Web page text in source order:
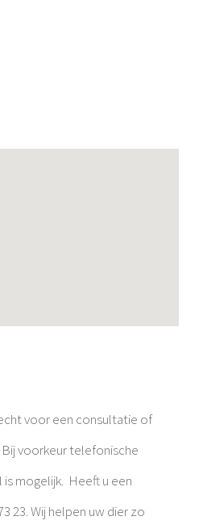
voor een consultatie of
voorkeur telefonische
mogelijk. Heeft u een
23. Wij helpen uw dier zo